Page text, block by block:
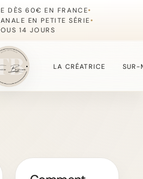
DÈS 60€ EN FRANCE•
EN PETITE SÉRIE•
14 JOURS
LA CRÉATRICE SUR-